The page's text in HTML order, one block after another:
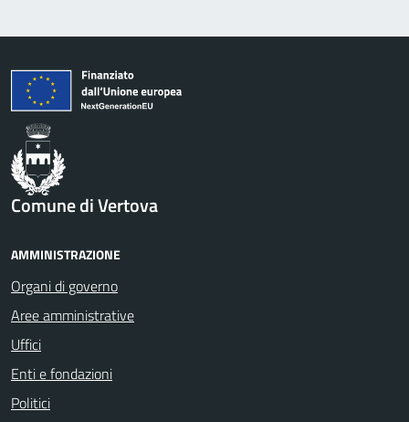
Comune di Vertova
AMMINISTRAZIONE
Organi di governo
Aree amministrative
Uffici
Enti e fondazioni
Politici